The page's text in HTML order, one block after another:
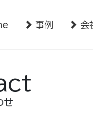
事例 会
せ